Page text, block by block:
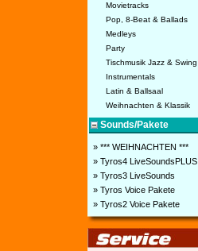
Movietracks
Pop, 8-Beat & Ballads
Medleys
Party
Tischmusik Jazz & Swing
Instrumentals
Latin & Ballsaal
Weihnachten & Klassik
Sounds/Pakete
» *** WEIHNACHTEN ***
» Tyros4 LiveSoundsPLUS
» Tyros3 LiveSounds
» Tyros Voice Pakete
» Tyros2 Voice Pakete